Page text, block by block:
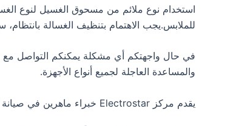
للملابس.يجب الاهتمام بتنظيف الغسالة
في حال واجهتكم أي مشكلة يمكنكم التواصل
والمساعدة العاجلة لجميع أنواع الأجهزة.
يقدم مركز Electrostar خبراء ماهرين في صيانة الأجهزة المنزلية بمهارة واحترافية عالية، إضافة إلى تقديم أفضل أسعار الصيانة.تجدون لدينا خدمة شاملة لصيانة الأجهزة الكهربائية.